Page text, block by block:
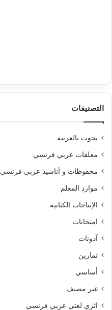
التصنيفات
بحوث بالعربية
معلقات عربي فرنسي
محفوظات و أناشيد عربي فرنسي
موارد المعلم
الإنتاجات الكتابية
امتحانات
آدونات
تمارين
أساسي
غير مصنف
اثري لغتي عربي فرنسي